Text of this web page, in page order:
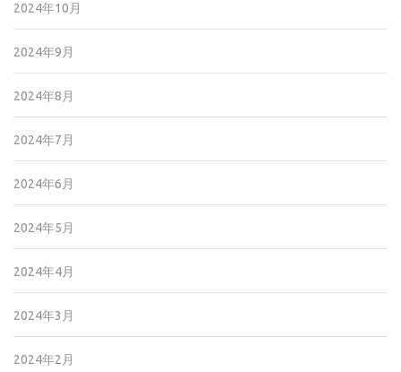
2024年10月
2024年9月
2024年8月
2024年7月
2024年6月
2024年5月
2024年4月
2024年3月
2024年2月